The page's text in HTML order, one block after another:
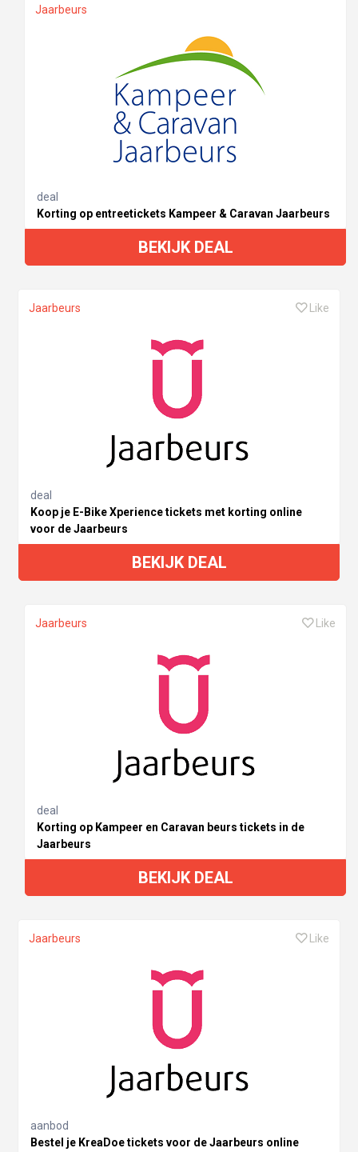
Jaarbeurs
deal
Korting op entreetickets Kampeer & Caravan Jaarbeurs
BEKIJK DEAL
Jaarbeurs Like
deal
Koop je E-Bike Xperience tickets met korting online
voor de Jaarbeurs
BEKIJK DEAL
Jaarbeurs Like
deal
Korting op Kampeer en Caravan beurs tickets in de
Jaarbeurs
BEKIJK DEAL
Jaarbeurs Like
aanbod
Bestel je KreaDoe tickets voor de Jaarbeurs online